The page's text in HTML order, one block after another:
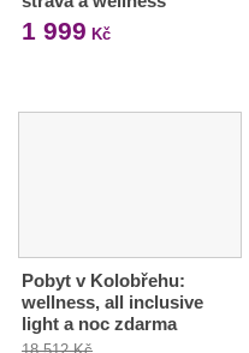
1 999 Kč
Pobyt v Kolobřehu:
wellness, all inclusive
light a noc zdarma